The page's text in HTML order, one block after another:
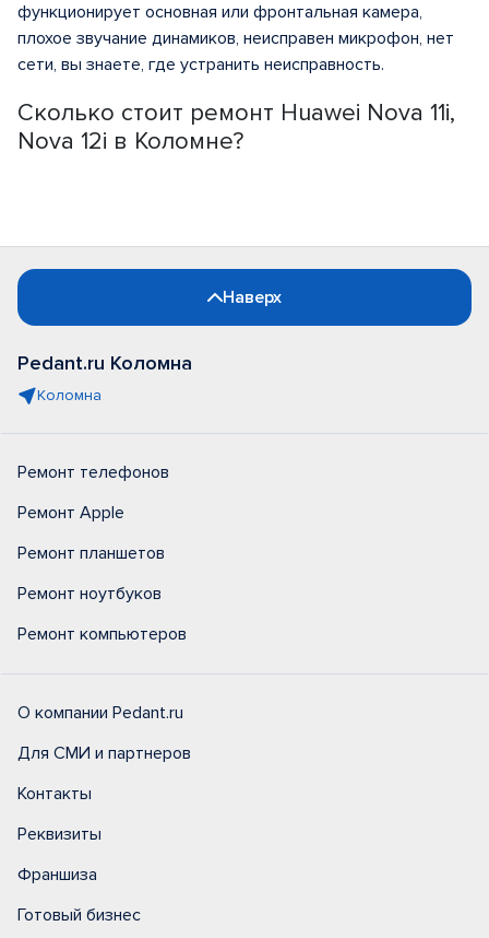
Сколько стоит ремонт Huawei Nova 11i,
Nova 12i в Коломне?
функционирует основная или фронтальная камера,
плохое звучание динамиков, неисправен микрофон, нет
сети, вы знаете, где устранить неисправность.
Наверх
Pedant.ru Коломна
Коломна
Ремонт телефонов
Ремонт Apple
Ремонт планшетов
Ремонт ноутбуков
Ремонт компьютеров
О компании Pedant.ru
Для СМИ и партнеров
Контакты
Реквизиты
Франшиза
Готовый бизнес